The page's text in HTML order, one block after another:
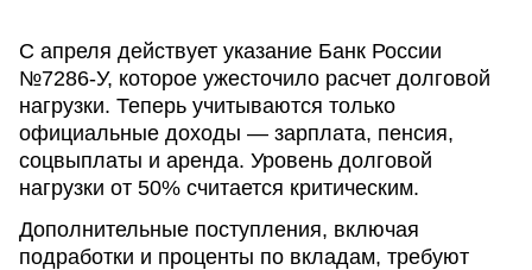
С апреля действует указание Банк России
№7286-У, которое ужесточило расчет долговой
нагрузки. Теперь учитываются только
официальные доходы — зарплата, пенсия,
соцвыплаты и аренда. Уровень долговой
нагрузки от 50% считается критическим.
Дополнительные поступления, включая
подработки и проценты по вкладам, требуют